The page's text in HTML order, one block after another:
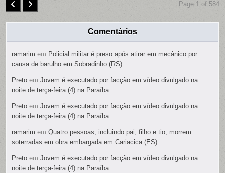
Page 1 of 584
Comentários
ramarim em Policial militar é preso após atirar em mecânico por
causa de barulho em Sobradinho (RS)
Preto emJovem é executado por facção em vídeo divulgado na
noite de terça-feira (4) na Paraíba
Preto emJovem é executado por facção em vídeo divulgado na
noite de terça-feira (4) na Paraíba
ramarim emQuatro pessoas, incluindo pai, filho e tio, morrem
soterradas em obra embargada em Cariacica (ES)
Preto emJovem é executado por facção em vídeo divulgado na
noite de terça-feira (4) na Paraíba